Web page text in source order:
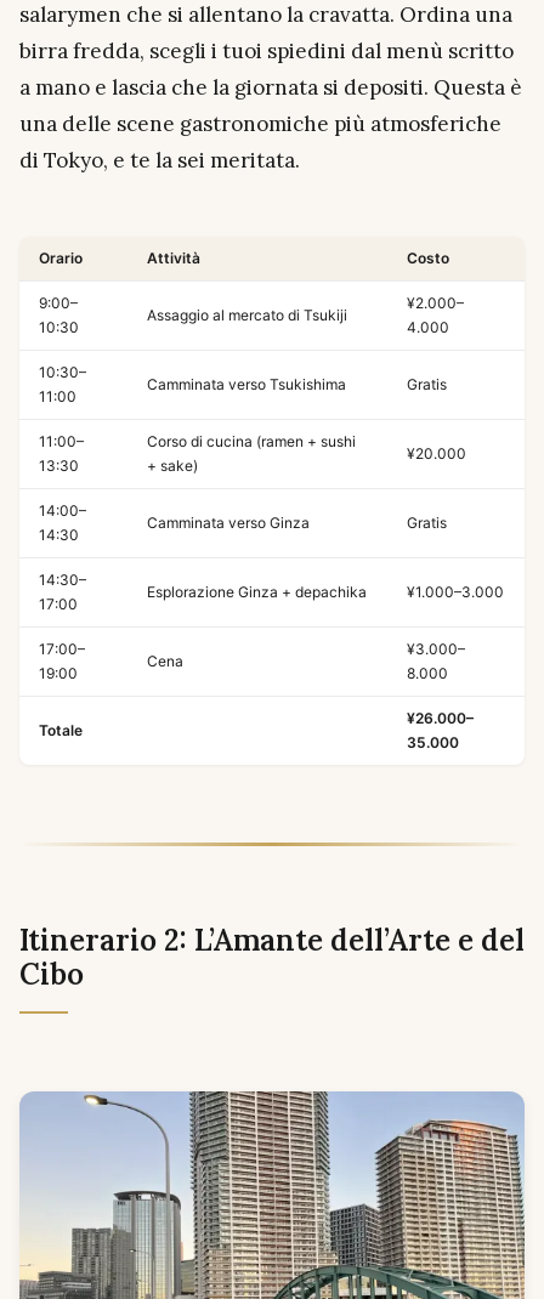
salarymen che si allentano la cravatta. Ordina una
birra fredda, scegli i tuoi spiedini dal menù scritto
a mano e lascia che la giornata si depositi. Questa è
una delle scene gastronomiche più atmosferiche
di Tokyo, e te la sei meritata.
Orario Attività Costo
9:00–
10:30
Assaggio al mercato di Tsukiji
¥2.000–
4.000
10:30–
11:00
Camminata verso Tsukishima Gratis
11:00–
13:30
Corso di cucina (ramen + sushi
+ sake)
¥20.000
14:00–
14:30
Camminata verso Ginza Gratis
14:30–
17:00
Esplorazione Ginza + depachika ¥1.000–3.000
17:00–
19:00
Cena
¥3.000–
8.000
Totale
¥26.000–
35.000
Itinerario 2: L’Amante dell’Arte e del
Cibo